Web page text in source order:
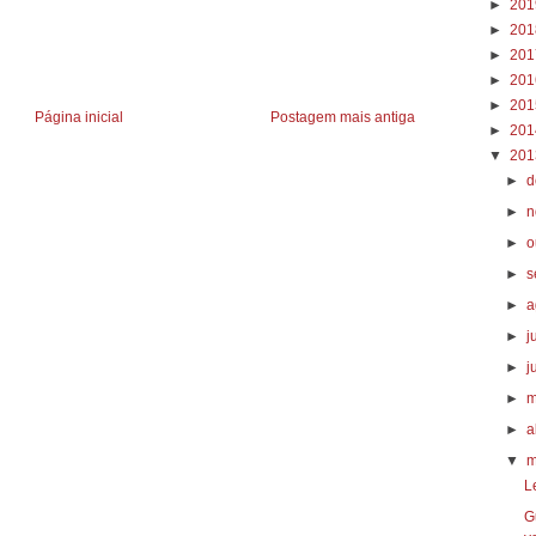
Postagem mais antiga
Página inicial
►
►
►
►
►
►
▼
►
►
►
►
►
►
►
►
►
▼